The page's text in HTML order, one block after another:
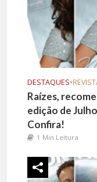
DESTAQUES•
Raízes,
edição de
Confira!
1 Min Leitura